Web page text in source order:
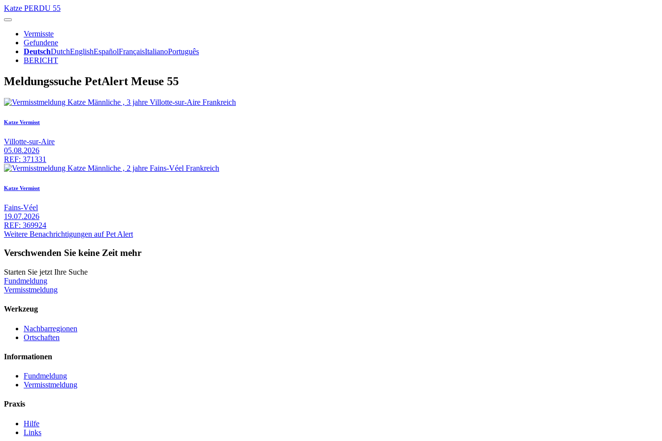
Katze PERDU 55
Vermisste
Gefundene
DeutschDutchEnglishEspañolFrançaisItalianoPortuguês
BERICHT
Meldungssuche PetAlert Meuse 55
Katze Vermisst
Villotte-sur-Aire
05.08.2026
REF: 371331
Katze Vermisst
Fains-Véel
19.07.2026
REF: 369924
Weitere Benachrichtigungen auf Pet Alert
Verschwenden Sie keine Zeit mehr
Starten Sie jetzt Ihre Suche
Fundmeldung
Vermisstmeldung
Werkzeug
Nachbarregionen
Ortschaften
Informationen
Fundmeldung
Vermisstmeldung
Praxis
Hilfe
Links